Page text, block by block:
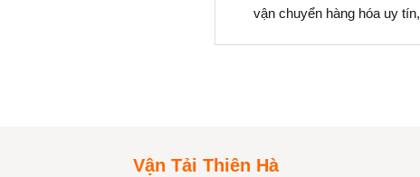
vận chuyển hàng hóa uy tín,
Vận Tải Thiên Hà